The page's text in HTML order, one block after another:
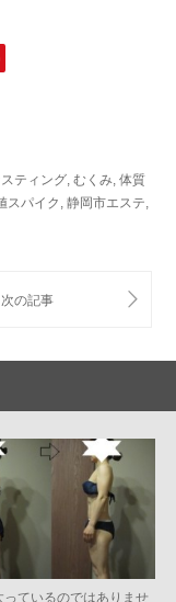
ティング, むくみ, 体質
スパイク , 静岡市エステ,
っているのではありませ